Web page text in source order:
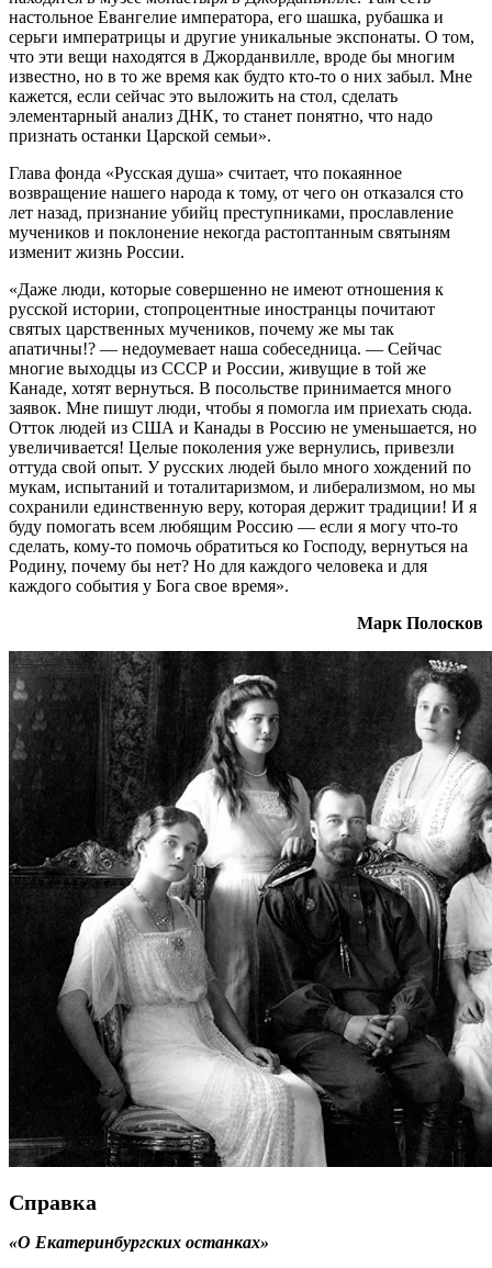
настольное Евангелие императора, его шашка, рубашка и
серьги императрицы и другие уникальные экспонаты. О том,
что эти вещи находятся в Джорданвилле, вроде бы многим
известно, но в то же время как будто кто-то о них забыл. Мне
кажется, если сейчас это выложить на стол, сделать
элементарный анализ ДНК, то станет понятно, что надо
признать останки Царской семьи».
Глава фонда «Русская душа» считает, что покаянное
возвращение нашего народа к тому, от чего он отказался сто
лет назад, признание убийц преступниками, прославление
мучеников и поклонение некогда растоптанным святыням
изменит жизнь России.
«Даже люди, которые совершенно не имеют отношения к
русской истории, стопроцентные иностранцы почитают
святых царственных мучеников, почему же мы так
апатичны!? — недоумевает наша собеседница. — Сейчас
многие выходцы из СССР и России, живущие в той же
Канаде, хотят вернуться. В посольстве принимается много
заявок. Мне пишут люди, чтобы я помогла им приехать сюда.
Отток людей из США и Канады в Россию не уменьшается, но
увеличивается! Целые поколения уже вернулись, привезли
оттуда свой опыт. У русских людей было много хождений по
мукам, испытаний и тоталитаризмом, и либерализмом, но мы
сохранили единственную веру, которая держит традиции! И я
буду помогать всем любящим Россию — если я могу что-то
сделать, кому-то помочь обратиться ко Господу, вернуться на
Родину, почему бы нет? Но для каждого человека и для
каждого события у Бога свое время».
Марк Полосков
Справка
«О Екатеринбургских останках»